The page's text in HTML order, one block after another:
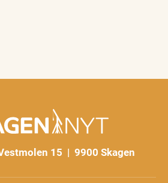
15 | 9900 Skagen